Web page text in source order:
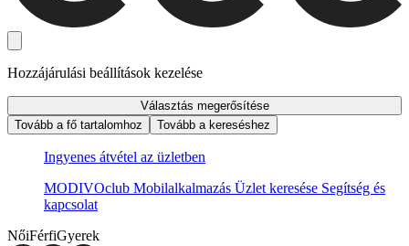
Hozzájárulási beállítások kezelése
Választás megerősítése
Tovább a fő tartalomhoz
Tovább a kereséshez
Ingyenes átvétel az üzletben
MODIVOclub Mobilalkalmazás Üzlet keresése Segítség és
kapcsolat
NőiFérfiGyerek